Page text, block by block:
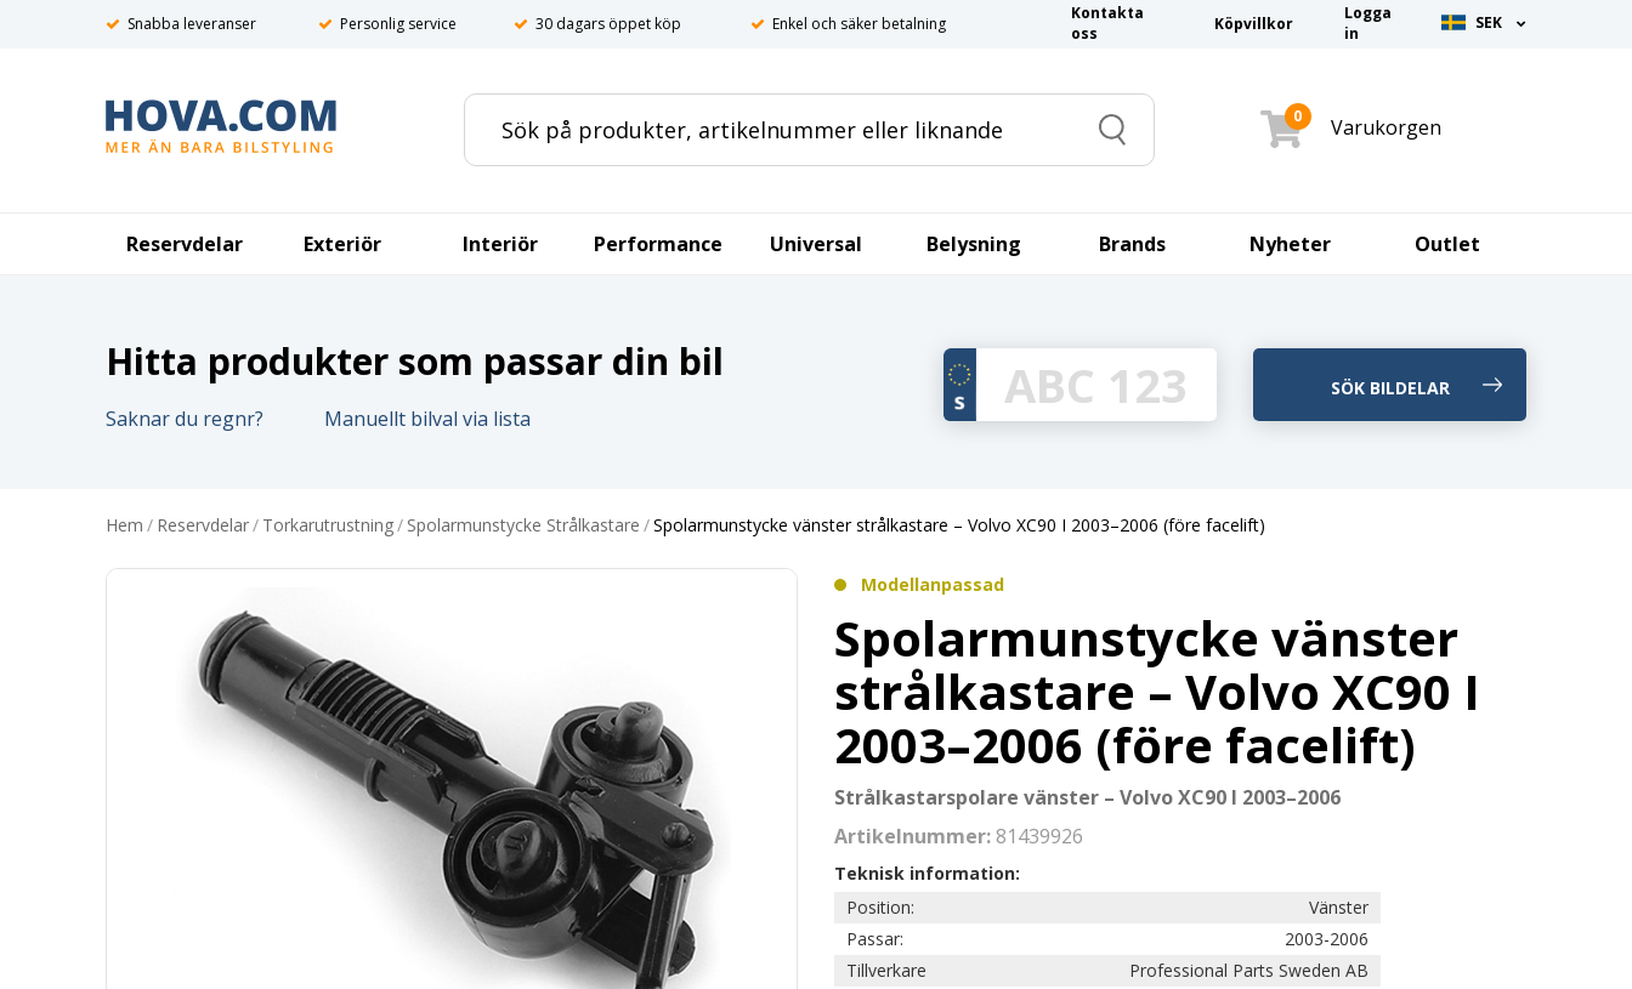
Snabba leveranser Personlig service 30 dagars öppet köp Enkel och säker betalning
Kontakta
oss
Köpvillkor
Logga
in
SEK
Search
0 Varukorgen
Reservdelar Exteriör Interiör Performance Universal Belysning Brands Nyheter Outlet
Hitta produkter som passar din bil
Saknar du regnr? Manuellt bilval via lista
Hem / Reservdelar/ Torkarutrustning/ Spolarmunstycke Strålkastare /Spolarmunstycke vänster strålkastare – Volvo XC90 I 2003–2006 (före facelift)
Modellanpassad
Spolarmunstycke vänster
strålkastare – Volvo XC90 I
2003–2006 (före facelift)
Strålkastarspolare vänster – Volvo XC90 I 2003–2006
Artikelnummer: 81439926
Teknisk information:
Position:
Vänster
Passar:
2003-2006
Tillverkare
Professional Parts Sweden AB